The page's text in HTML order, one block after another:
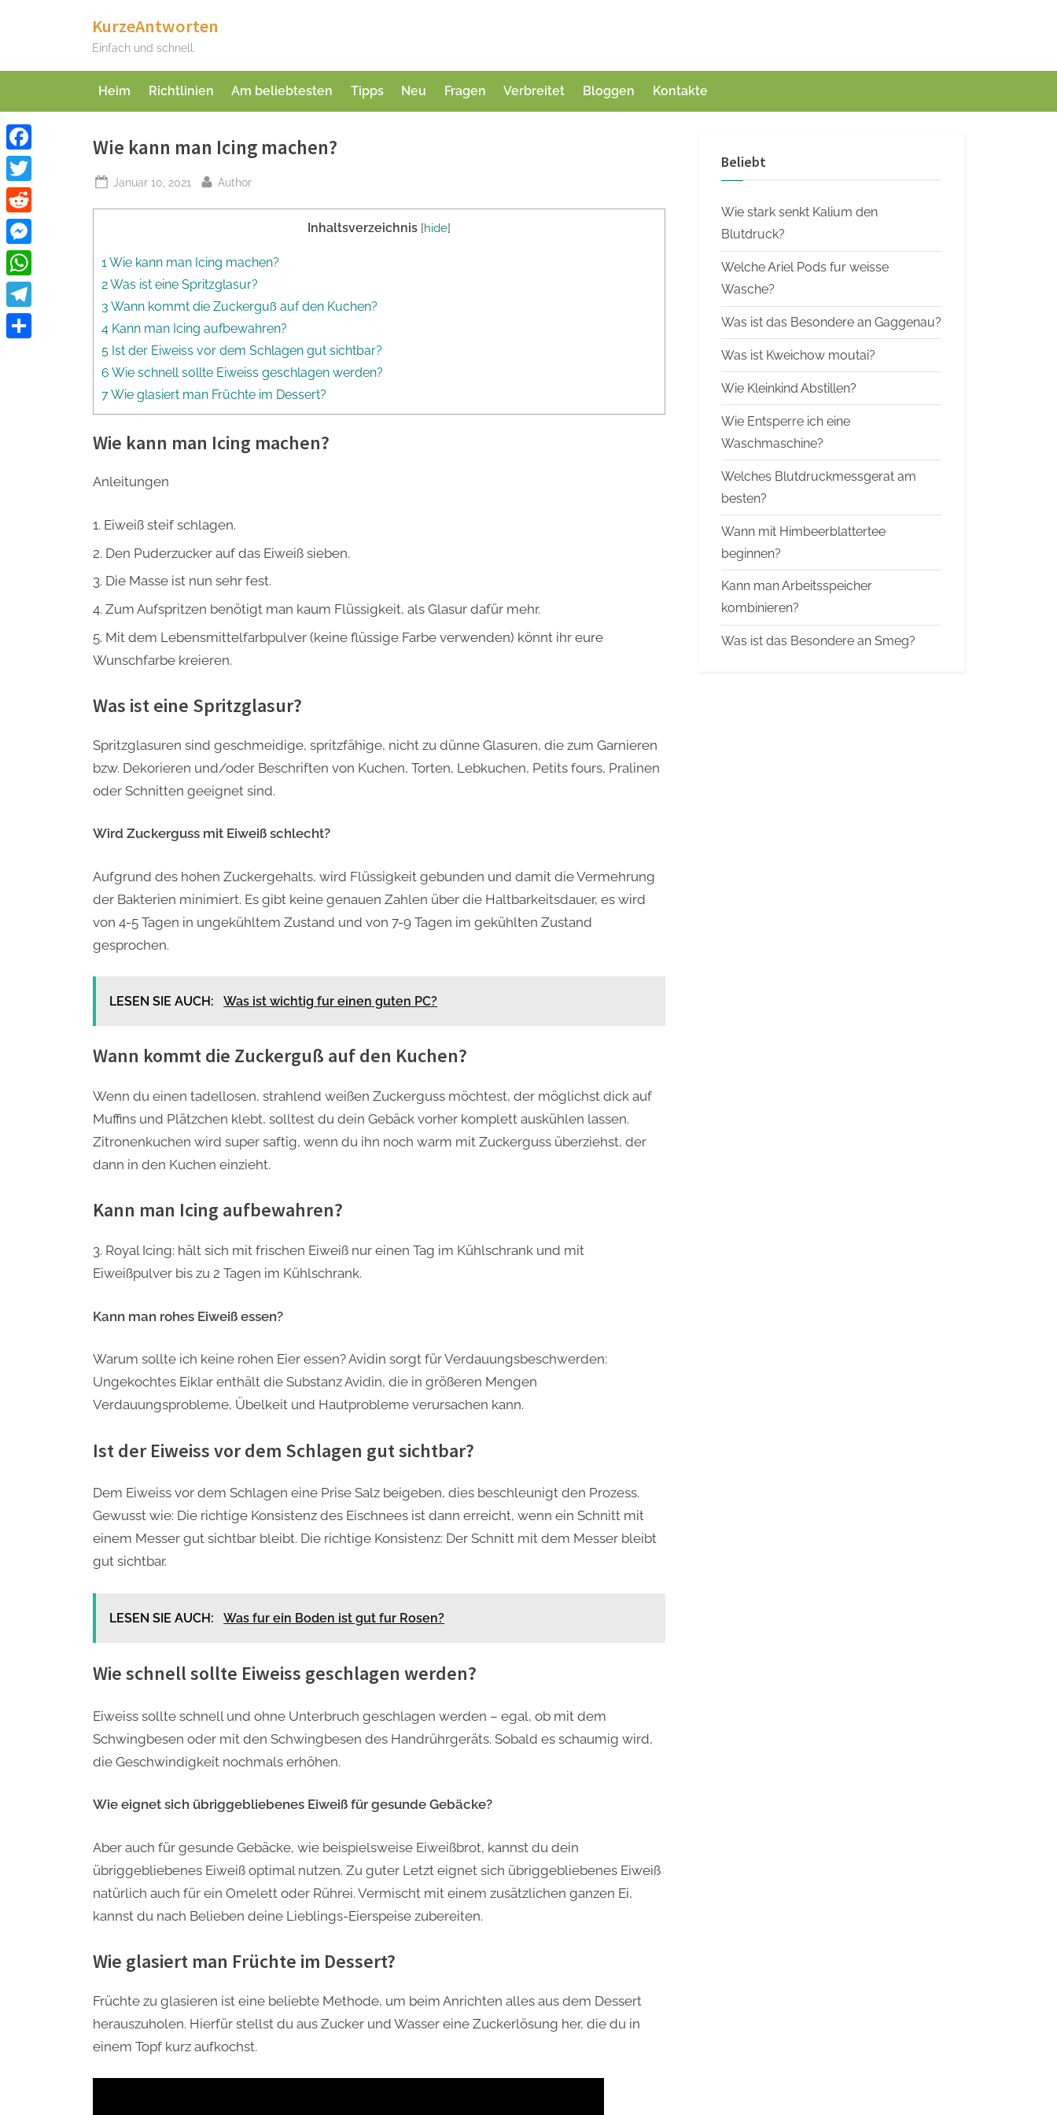
KurzeAntworten
Einfach und schnell
Heim Richtlinien Am beliebtesten Tipps Neu Fragen Verbreitet Bloggen Kontakte
Wie kann man Icing machen?
Posted
Januar 10, 2021 By
Author
Inhaltsverzeichnis [hide]
1 Wie kann man Icing machen?
2 Was ist eine Spritzglasur?
3 Wann kommt die Zuckerguß auf den Kuchen?
4 Kann man Icing aufbewahren?
5 Ist der Eiweiss vor dem Schlagen gut sichtbar?
6 Wie schnell sollte Eiweiss geschlagen werden?
7 Wie glasiert man Früchte im Dessert?
Wie kann man Icing machen?
Anleitungen
Eiweiß steif schlagen.
Den Puderzucker auf das Eiweiß sieben.
Die Masse ist nun sehr fest.
Zum Aufspritzen benötigt man kaum Flüssigkeit, als Glasur dafür mehr.
Mit dem Lebensmittelfarbpulver (keine flüssige Farbe verwenden) könnt ihr eure
Wunschfarbe kreieren.
Was ist eine Spritzglasur?
Spritzglasuren sind geschmeidige, spritzfähige, nicht zu dünne Glasuren, die zum Garnieren
bzw. Dekorieren und/oder Beschriften von Kuchen, Torten, Lebkuchen, Petits fours, Pralinen
oder Schnitten geeignet sind.
Wird Zuckerguss mit Eiweiß schlecht?
Aufgrund des hohen Zuckergehalts, wird Flüssigkeit gebunden und damit die Vermehrung
der Bakterien minimiert. Es gibt keine genauen Zahlen über die Haltbarkeitsdauer, es wird
von 4-5 Tagen in ungekühltem Zustand und von 7-9 Tagen im gekühlten Zustand
gesprochen.
LESEN SIE AUCH: Was ist wichtig fur einen guten PC?
Wann kommt die Zuckerguß auf den Kuchen?
Wenn du einen tadellosen, strahlend weißen Zuckerguss möchtest, der möglichst dick auf
Muffins und Plätzchen klebt, solltest du dein Gebäck vorher komplett auskühlen lassen.
Zitronenkuchen wird super saftig, wenn du ihn noch warm mit Zuckerguss überziehst, der
dann in den Kuchen einzieht.
Kann man Icing aufbewahren?
3. Royal Icing: hält sich mit frischen Eiweiß nur einen Tag im Kühlschrank und mit
Eiweißpulver bis zu 2 Tagen im Kühlschrank.
Kann man rohes Eiweiß essen?
Warum sollte ich keine rohen Eier essen? Avidin sorgt für Verdauungsbeschwerden:
Ungekochtes Eiklar enthält die Substanz Avidin, die in größeren Mengen
Verdauungsprobleme, Übelkeit und Hautprobleme verursachen kann.
Ist der Eiweiss vor dem Schlagen gut sichtbar?
Dem Eiweiss vor dem Schlagen eine Prise Salz beigeben, dies beschleunigt den Prozess.
Gewusst wie: Die richtige Konsistenz des Eischnees ist dann erreicht, wenn ein Schnitt mit
einem Messer gut sichtbar bleibt. Die richtige Konsistenz: Der Schnitt mit dem Messer bleibt
gut sichtbar.
LESEN SIE AUCH: Was fur ein Boden ist gut fur Rosen?
Wie schnell sollte Eiweiss geschlagen werden?
Eiweiss sollte schnell und ohne Unterbruch geschlagen werden – egal, ob mit dem
Schwingbesen oder mit den Schwingbesen des Handrührgeräts. Sobald es schaumig wird,
die Geschwindigkeit nochmals erhöhen.
Wie eignet sich übriggebliebenes Eiweiß für gesunde Gebäcke?
Aber auch für gesunde Gebäcke, wie beispielsweise Eiweißbrot, kannst du dein
übriggebliebenes Eiweiß optimal nutzen. Zu guter Letzt eignet sich übriggebliebenes Eiweiß
natürlich auch für ein Omelett oder Rührei. Vermischt mit einem zusätzlichen ganzen Ei,
kannst du nach Belieben deine Lieblings-Eierspeise zubereiten.
Wie glasiert man Früchte im Dessert?
Früchte zu glasieren ist eine beliebte Methode, um beim Anrichten alles aus dem Dessert
herauszuholen. Hierfür stellst du aus Zucker und Wasser eine Zuckerlösung her, die du in
einem Topf kurz aufkochst.
Beliebt
Wie stark senkt Kalium den
Blutdruck?
Welche Ariel Pods fur weisse
Wasche?
Was ist das Besondere an Gaggenau?
Was ist Kweichow moutai?
Wie Kleinkind Abstillen?
Wie Entsperre ich eine
Waschmaschine?
Welches Blutdruckmessgerat am
besten?
Wann mit Himbeerblattertee
beginnen?
Kann man Arbeitsspeicher
kombinieren?
Was ist das Besondere an Smeg?
Facebook
Twitter
Reddit
Messenger
WhatsApp
Telegram